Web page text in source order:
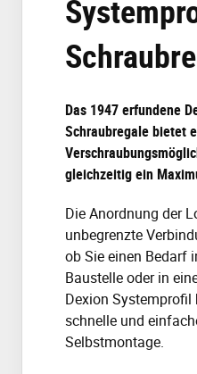
Das 1947 erfundene
Schraubregale bietet
gleichzeitig ein
Die Anordnung der
unbegrenzte
ob Sie einen Bedarf
Baustelle oder in
Dexion Systemprofil
schnelle und
Selbstmontage.